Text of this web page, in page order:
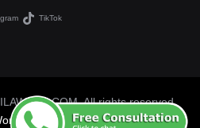
TikTok
All rights reserved.
Theme